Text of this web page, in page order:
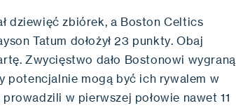
dziewięć zbiórek, a Boston Celtics
Tatum dołożył 23 punkty. Obaj
Zwycięstwo dało Bostonowi wygraną
potencjalnie mogą być ich rywalem w
w pierwszej połowie nawet 11